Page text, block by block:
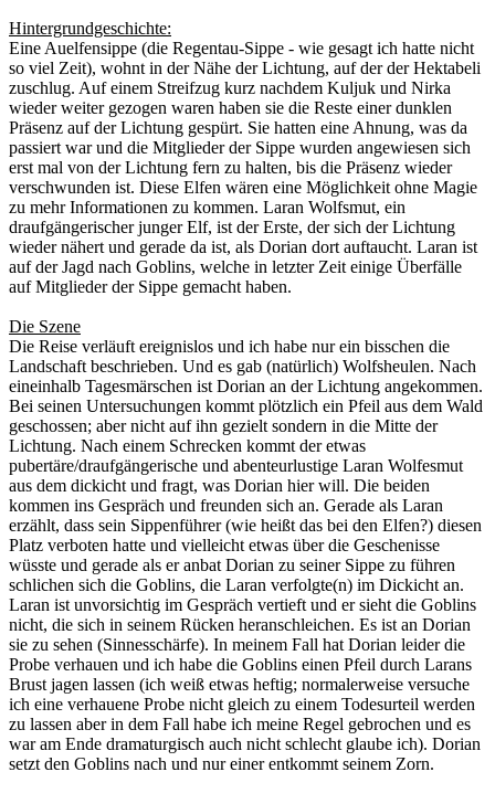
Hintergrundgeschichte:
Eine Auelfensippe (die Regentau-Sippe - wie gesagt ich hatte nicht
so viel Zeit), wohnt in der Nähe der Lichtung, auf der der Hektabeli
zuschlug. Auf einem Streifzug kurz nachdem Kuljuk und Nirka
wieder weiter gezogen waren haben sie die Reste einer dunklen
Präsenz auf der Lichtung gespürt. Sie hatten eine Ahnung, was da
passiert war und die Mitglieder der Sippe wurden angewiesen sich
erst mal von der Lichtung fern zu halten, bis die Präsenz wieder
verschwunden ist. Diese Elfen wären eine Möglichkeit ohne Magie
zu mehr Informationen zu kommen. Laran Wolfsmut, ein
draufgängerischer junger Elf, ist der Erste, der sich der Lichtung
wieder nähert und gerade da ist, als Dorian dort auftaucht. Laran ist
auf der Jagd nach Goblins, welche in letzter Zeit einige Überfälle
auf Mitglieder der Sippe gemacht haben.
Die Szene
Die Reise verläuft ereignislos und ich habe nur ein bisschen die
Landschaft beschrieben. Und es gab (natürlich) Wolfsheulen. Nach
eineinhalb Tagesmärschen ist Dorian an der Lichtung angekommen.
Bei seinen Untersuchungen kommt plötzlich ein Pfeil aus dem Wald
geschossen; aber nicht auf ihn gezielt sondern in die Mitte der
Lichtung. Nach einem Schrecken kommt der etwas
pubertäre/draufgängerische und abenteurlustige Laran Wolfesmut
aus dem dickicht und fragt, was Dorian hier will. Die beiden
kommen ins Gespräch und freunden sich an. Gerade als Laran
erzählt, dass sein Sippenführer (wie heißt das bei den Elfen?) diesen
Platz verboten hatte und vielleicht etwas über die Geschenisse
wüsste und gerade als er anbat Dorian zu seiner Sippe zu führen
schlichen sich die Goblins, die Laran verfolgte(n) im Dickicht an.
Laran ist unvorsichtig im Gespräch vertieft und er sieht die Goblins
nicht, die sich in seinem Rücken heranschleichen. Es ist an Dorian
sie zu sehen (Sinnesschärfe). In meinem Fall hat Dorian leider die
Probe verhauen und ich habe die Goblins einen Pfeil durch Larans
Brust jagen lassen (ich weiß etwas heftig; normalerweise versuche
ich eine verhauene Probe nicht gleich zu einem Todesurteil werden
zu lassen aber in dem Fall habe ich meine Regel gebrochen und es
war am Ende dramaturgisch auch nicht schlecht glaube ich). Dorian
setzt den Goblins nach und nur einer entkommt seinem Zorn.